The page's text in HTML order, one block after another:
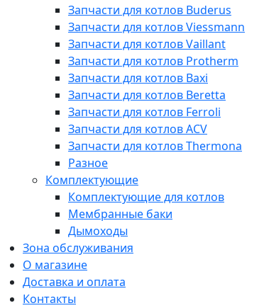
Запчасти для котлов Buderus
Запчасти для котлов Viessmann
Запчасти для котлов Vaillant
Запчасти для котлов Protherm
Запчасти для котлов Baxi
Запчасти для котлов Beretta
Запчасти для котлов Ferroli
Запчасти для котлов ACV
Запчасти для котлов Thermona
Разное
Комплектующие
Комплектующие для котлов
Мембранные баки
Дымоходы
Зона обслуживания
О магазине
Доставка и оплата
Контакты